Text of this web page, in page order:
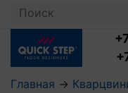
Главная →